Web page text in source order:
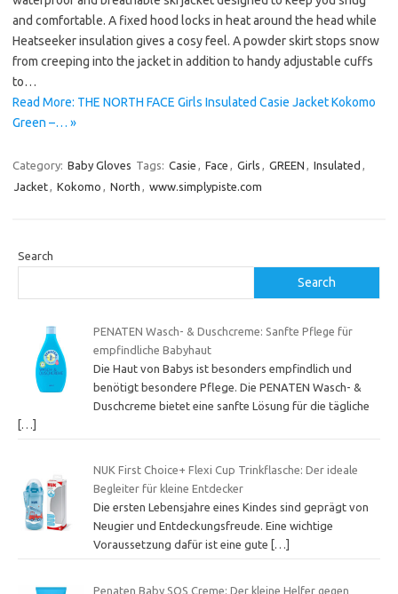
and comfortable. A fixed hood locks in heat around the head while
Heatseeker insulation gives a cosy feel. A powder skirt stops snow
from creeping into the jacket in addition to handy adjustable cuffs
to…
Read More: THE NORTH FACE Girls Insulated Casie Jacket Kokomo
Green –… »
Category: Baby Gloves Tags: Casie , Face , Girls , GREEN , Insulated ,
Jacket, Kokomo , North , www.simplypiste.com
Search
Search
PENATEN Wasch- & Duschcreme: Sanfte Pflege für
empfindliche Babyhaut
Die Haut von Babys ist besonders empfindlich und
benötigt besondere Pflege. Die PENATEN Wasch- &
Duschcreme bietet eine sanfte Lösung für die tägliche
[…]
NUK First Choice+ Flexi Cup Trinkflasche: Der ideale
Begleiter für kleine Entdecker
Die ersten Lebensjahre eines Kindes sind geprägt von
Neugier und Entdeckungsfreude. Eine wichtige
Voraussetzung dafür ist eine gute
[…]
Penaten Baby SOS Creme: Der kleine Helfer gegen